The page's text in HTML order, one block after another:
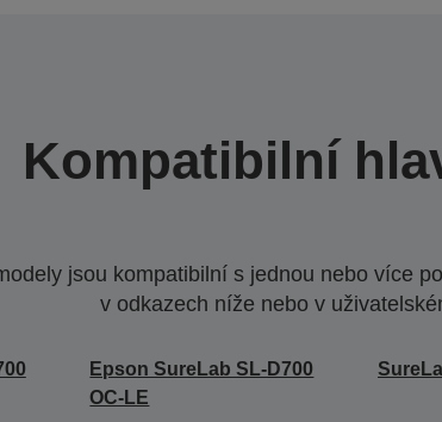
Kompatibilní
jsou kompatibilní s jednou nebo více
v odkazech níže nebo v
Epson SureLab SL-D700
OC-LE